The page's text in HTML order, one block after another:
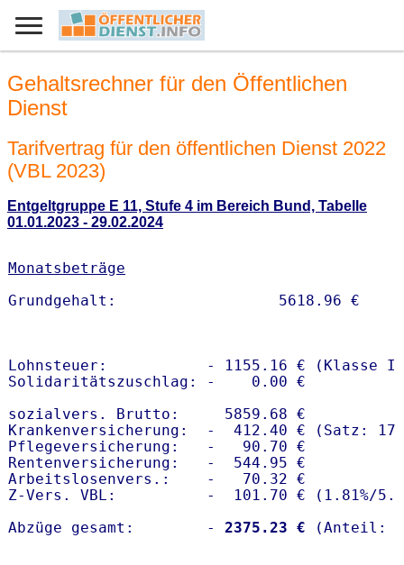
Gehaltsrechner für den Öffentlichen
Dienst
Tarifvertrag für den öffentlichen Dienst 2022
(VBL 2023)
Entgeltgruppe E 11, Stufe 4 im Bereich Bund, Tabelle
01.01.2023 - 29.02.2024
Monatsbeträge
Lohnsteuer:           - 1155.16 € (Klasse I)
Solidaritätszuschlag: -    0.00 €
sozialvers. Brutto:     5859.68 €
Krankenversicherung:  -  412.40 € (Satz:
Pflegeversicherung:   -   90.70 €
Rentenversicherung:   -  544.95 €
Arbeitslosenvers.:    -   70.32 €
Z-Vers. VBL:          -  101.70 € ( 1.81%/
Abzüge gesamt:        -
2375.23 €